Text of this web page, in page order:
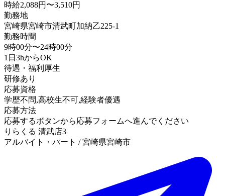
時給2,088円〜3,510円
勤務地
宮崎県宮崎市清武町加納乙225-1
勤務時間
9時00分〜24時00分
1日3hからOK
待遇・福利厚生
研修あり
応募資格
学歴不問,高校生不可,経験者優遇
応募方法
応募するボタンから応募フォームへ進んでください
りらくる 清武店3
アルバイト・パート / 宮崎県宮崎市